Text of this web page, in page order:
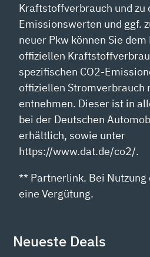
Kraftstoffverbrauch und zu
Emissionswerten und ggf.
neuer Pkw können Sie
offiziellen
spezifischen CO2-
offiziellen Stromverbrauch
entnehmen. Dieser ist in
bei der Deutschen
erhältlich, sowie unter
https://www.dat.de/co2/.
** Partnerlink. Bei
eine Vergütung.
Neueste Deals